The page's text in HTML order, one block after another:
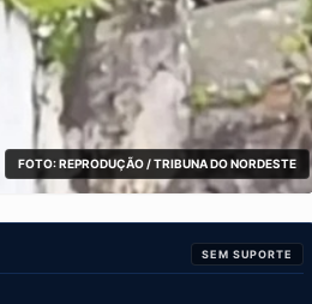
FOTO: REPRODUÇÃO / TRIBUNA DO NORDESTE
SEM SUPORTE